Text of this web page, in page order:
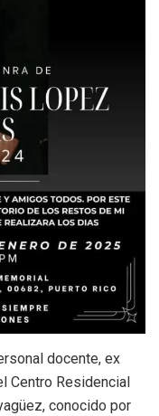
docente, ex
Centro Residencial
conocido por